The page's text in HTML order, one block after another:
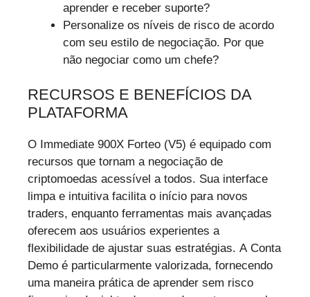
aprender e receber suporte?
Personalize os níveis de risco de acordo
com seu estilo de negociação. Por que
não negociar como um chefe?
RECURSOS E BENEFÍCIOS DA
PLATAFORMA
O Immediate 900X Forteo (V5) é equipado com
recursos que tornam a negociação de
criptomoedas acessível a todos. Sua interface
limpa e intuitiva facilita o início para novos
traders, enquanto ferramentas mais avançadas
oferecem aos usuários experientes a
flexibilidade de ajustar suas estratégias. A Conta
Demo é particularmente valorizada, fornecendo
uma maneira prática de aprender sem risco